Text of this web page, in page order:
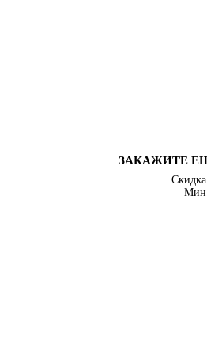
ЗАКАЖИТЕ
Скидка
Мин.